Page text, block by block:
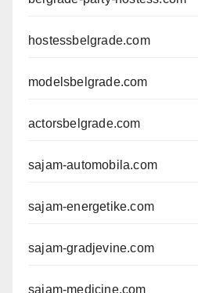
hostessbelgrade.com
modelsbelgrade.com
actorsbelgrade.com
sajam-automobila.com
sajam-energetike.com
sajam-gradjevine.com
sajam-medicine.com